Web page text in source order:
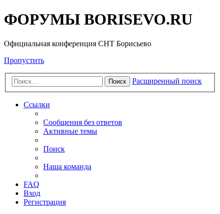
ФОРУМЫ BORISEVO.RU
Официальная конференция СНТ Борисьево
Пропустить
Поиск Расширенный поиск
Ссылки
Сообщения без ответов
Активные темы
Поиск
Наша команда
FAQ
Вход
Регистрация